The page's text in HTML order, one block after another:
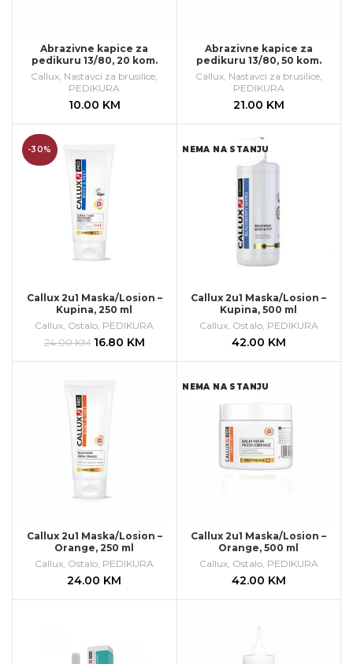
Abrazivne kapice za
pedikuru 13/80, 20 kom.
Callux Nastavci za brusilice
PEDIKURA
10.00 KM
Abrazivne kapice za
pedikuru 13/80, 50 kom.
Callux, Nastavci za brusilice,
PEDIKURA
21.00 KM
-30%
Callux 2u1 Maska/Losion –
Kupina, 250 ml
Callux, Ostalo, PEDIKURA
24.00KM 16.80 KM
NEMA NA STANJU
Callux 2u1 Maska/Losion –
Kupina, 500 ml
Callux, Ostalo, PEDIKURA
42.00 KM
Callux 2u1 Maska/Losion –
Orange, 250 ml
Callux Ostalo PEDIKURA
24.00 KM
NEMA NA STANJU
Callux 2u1 Maska/Losion –
Orange, 500 ml
Callux, Ostalo, PEDIKURA
42.00 KM